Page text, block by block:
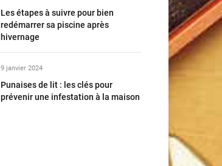
Les étapes à suivre pour bien
redémarrer sa piscine après
hivernage
9 janvier 2024
Punaises de lit : les clés pour
prévenir une infestation à la maison